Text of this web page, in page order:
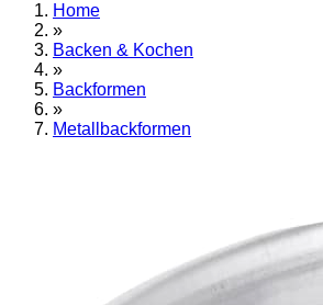
Home
»
Backen & Kochen
»
Backformen
»
Metallbackformen